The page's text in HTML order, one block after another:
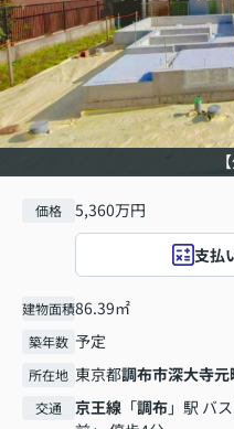
価格 5,360万円
支払
建物面積86.39㎡
築年数 予定
所在地 東京都調布市深大寺元
交通 京王線 「調布」駅 バ